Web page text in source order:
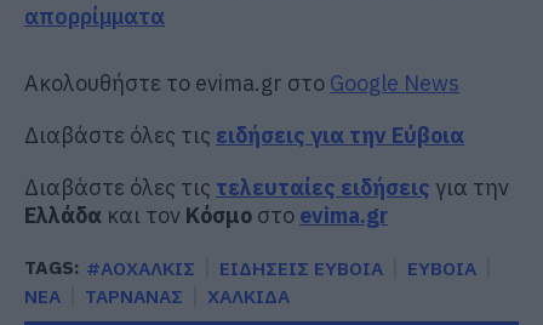
απορρίμματα
Ακολουθήστε το evima.gr στο Google News
Διαβάστε όλες τις ειδήσεις για την Εύβοια
Διαβάστε όλες τις τελευταίες ειδήσεις για την
Ελλάδα και τον Κόσμο στο evima.gr
TAGS: #ΑΟΧΑΛΚΙΣ ΕΙΔΗΣΕΙΣ ΕΥΒΟΙΑ
ΕΥΒΟΙΑ
ΝΕΑ
ΤΑΡΝΑΝΑΣ ΧΑΛΚΙΔΑ